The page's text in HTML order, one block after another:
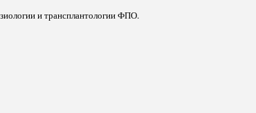
и трансплантологии ФПО.